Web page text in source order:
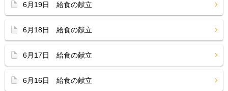
6月19日 給食の献立
6月18日 給食の献立
6月17日 給食の献立
6月16日 給食の献立